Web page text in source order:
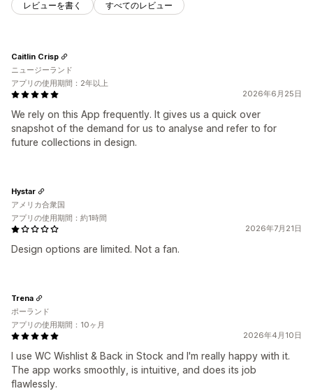
レビューを書く すべてのレビュー
2026年6月25日
We rely on this App frequently. It gives us a quick over
snapshot of the demand for us to analyse and refer to for
future collections in design.
Caitlin Crisp
ニュージーランド
アプリの使用期間：2年以上
2026年7月21日
Design options are limited. Not a fan.
Hystar
アメリカ合衆国
アプリの使用期間：約1時間
2026年4月10日
I use WC Wishlist & Back in Stock and I'm really happy with it.
The app works smoothly, is intuitive, and does its job
flawlessly.
Trena
ポーランド
アプリの使用期間：10ヶ月